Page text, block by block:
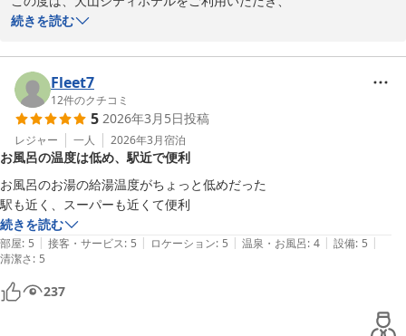
スタッフ一同、心よりお待ちしております。
犬山シティホテル　川島
犬山シティホテル
2026-04-10
誠にありがとうございました。
お部屋の窓から犬山城をご覧いただけたとのこと、
また駅からのアクセスの良さなど便利に感じて
いただけたようで、大変嬉しく思います！
また犬山にお越しの際には、ぜひ当ホテルをご利用いただけますと
幸いです。
スタッフ一同心よりお待ちしております。
犬山シティホテル　フロント加藤
犬山シティホテル
2026-03-07
続きを読む
Fleet7
12件のクチコミ
5 2026年3月5日投稿
レジャー 一人 2026年3月宿泊
お風呂の温度は低め、駅近で便利
お風呂のお湯の給湯温度がちょっと低めだった
駅も近く、スーパーも近くて便利
続きを読む
部屋: 5 | 接客・サービス: 5 | ロケーション: 5 | 温泉・お風呂: 4 | 設備: 5 |
清潔さ: 5
237